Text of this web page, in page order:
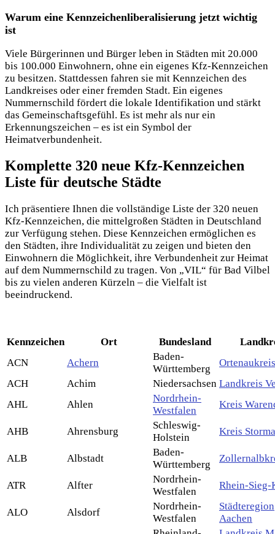
Warum eine Kennzeichenliberalisierung jetzt wichtig
ist
Viele Bürgerinnen und Bürger leben in Städten mit 20.000
bis 100.000 Einwohnern, ohne ein eigenes Kfz-Kennzeichen
zu besitzen. Stattdessen fahren sie mit Kennzeichen des
Landkreises oder einer fremden Stadt. Ein eigenes
Nummernschild fördert die lokale Identifikation und stärkt
das Gemeinschaftsgefühl. Es ist mehr als nur ein
Erkennungszeichen – es ist ein Symbol der
Heimatverbundenheit.
Komplette 320 neue Kfz-Kennzeichen
Liste für deutsche Städte
Ich präsentiere Ihnen die vollständige Liste der 320 neuen
Kfz-Kennzeichen, die mittelgroßen Städten in Deutschland
zur Verfügung stehen. Diese Kennzeichen ermöglichen es
den Städten, ihre Individualität zu zeigen und bieten den
Einwohnern die Möglichkeit, ihre Verbundenheit zur Heimat
auf dem Nummernschild zu tragen. Von „VIL“ für Bad Vilbel
bis zu vielen anderen Kürzeln – die Vielfalt ist
beeindruckend.
Kennzeichen Ort Bundesland
ACN
Achern
Baden-
Württemberg
Ortenaukreis
ACH
Achim Niedersachsen Landkreis
AHL
Ahlen
Nordrhein-
Westfalen
Kreis
AHB Ahrensburg
Schleswig-
Holstein
Kreis
ALB Albstadt
Baden-
Württemberg
ATR Alfter
Nordrhein-
Westfalen
Rhein-Sieg-
ALO Alsdorf
Nordrhein-
Westfalen
Städteregion
Aachen